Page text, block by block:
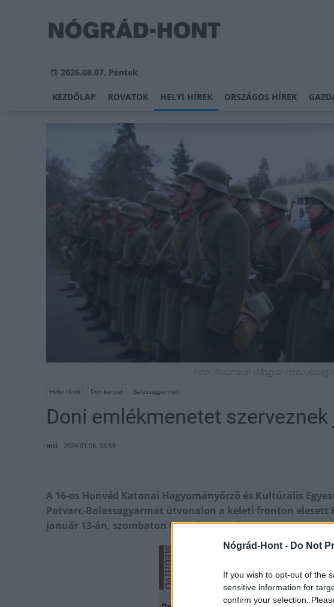
Nógrád-Hont - Do Not
If you wish to opt-out of the
sensitive information for
confirm your selection.
2026.08.07, Péntek
KEZDŐLAP ROVATOK HELYI HÍREK ORSZÁGOS HÍREK
Fotó: Illusztráció (Magyar Honnvédség/
Helyi hírek Don-kanyar Balassagyarmat
Doni emlékmenetet
mti 2024.01.06. 08:58
A 16-os Honvéd Katonai Hagyományőrző és Kultúrális
Patvarc-Balassagyarmat útvonalon a keleti fronton elesett
január 13-án, szombaton 07:30-kor a Balassagyarmat